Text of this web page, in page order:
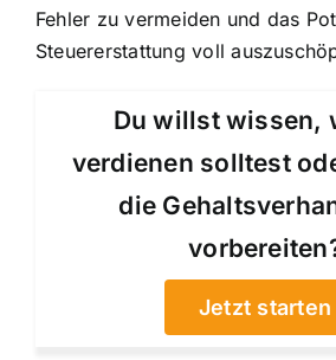
Fehler zu vermeiden und das
Steuererstattung voll
Du willst wissen,
verdienen solltest
die
Jetzt starten